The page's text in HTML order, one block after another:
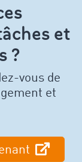
et
?
vous de
et